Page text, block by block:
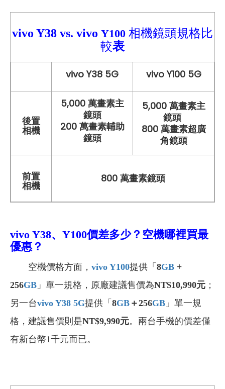
vivo Y38 vs. vivo Y100 相機鏡頭規格比
較表
vivo Y38 5G vivo Y100 5G
後置
相機
5,000 萬畫素主
鏡頭
200 萬畫素輔助
鏡頭
5,000 萬畫素主
鏡頭
800 萬畫素超廣
角鏡頭
前置
相機
800 萬畫素鏡頭
vivo Y38、Y100價差多少？空機哪裡買最
優惠？
空機價格方面， vivo Y100提供「 8GB +
256GB 」單一規格，原廠建議售價為NT$10,990元 ；
另一台vivo Y38 5G提供「 8GB ＋256GB 」單一規
格，建議售價則是NT$9,990元。兩台手機的價差僅
有新台幣1千元而已。